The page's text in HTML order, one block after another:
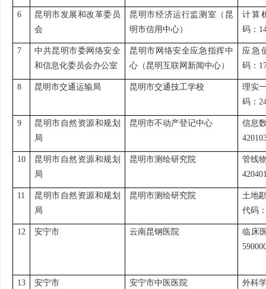
6
昆明市发展和改革委员
会
昆明市经济运行监测室（昆
明市信用中心）
计算
码：
7
中共昆明市委网络安全
和信息化委员会办公室
昆明市网络安全应急指挥中
心（昆明互联网新闻中心）
应急
码：
8 昆明市交通运输局 昆明市交通技工学校
理实
码：
9
昆明市自然资源和规划
局
昆明市不动产登记中心
信息
10
昆明市自然资源和规划
局
昆明市测绘研究院
管线
11
昆明市自然资源和规划
局
昆明市测绘研究院
土地
代码
12 安宁市 云南昆钢医院
临床
13 安宁市 安宁市中医医院
外科